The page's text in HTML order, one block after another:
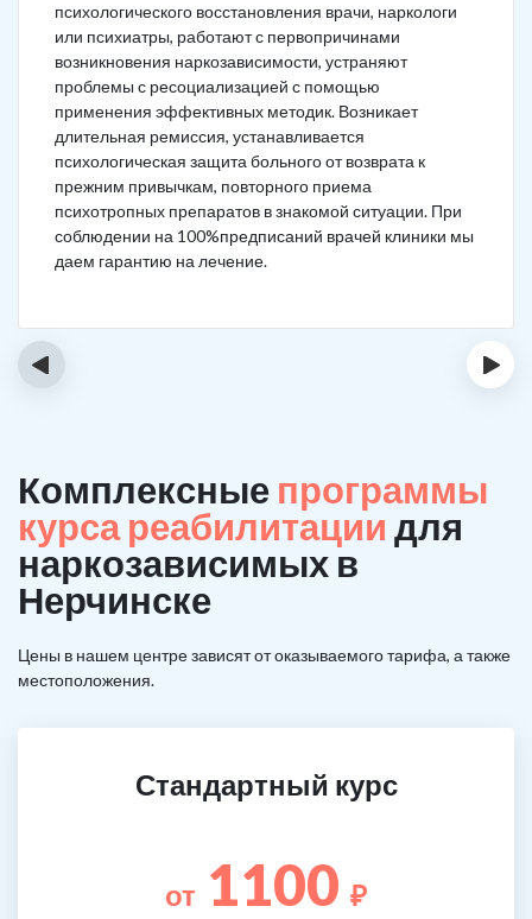
психологического восстановления врачи, наркологи
или психиатры, работают с первопричинами
возникновения наркозависимости, устраняют
проблемы с ресоциализацией с помощью
применения эффективных методик. Возникает
длительная ремиссия, устанавливается
психологическая защита больного от возврата к
прежним привычкам, повторного приема
психотропных препаратов в знакомой ситуации. При
соблюдении на 100%предписаний врачей клиники мы
даем гарантию на лечение.
‹ ›
Комплексные программы
курса реабилитации для
наркозависимых в
Нерчинске
Цены в нашем центре зависят от оказываемого тарифа, а также
местоположения.
Стандартный курс
от 1100 ₽